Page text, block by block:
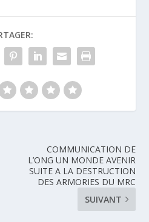
COMMUNICATION DE
L’ONG UN MONDE AVENIR
SUITE A LA DESTRUCTION
DES ARMORIES DU MRC
SUIVANT